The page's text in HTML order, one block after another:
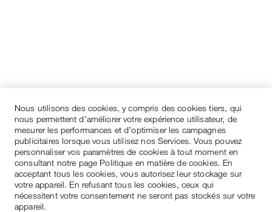
Nous utilisons des cookies, y compris des cookies tiers, qui
nous permettent d’améliorer votre expérience utilisateur, de
mesurer les performances et d’optimiser les campagnes
publicitaires lorsque vous utilisez nos Services. Vous pouvez
personnaliser vos paramètres de cookies à tout moment en
consultant notre page Politique en matière de cookies. En
acceptant tous les cookies, vous autorisez leur stockage sur
votre appareil. En refusant tous les cookies, ceux qui
nécessitent votre consentement ne seront pas stockés sur votre
appareil.